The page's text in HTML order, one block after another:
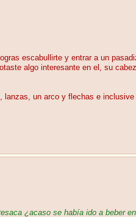
escabullirte y entrar a un
algo interesante en el, su
lanzas, un arco y flechas e inclusive
¿acaso se había ido a beber